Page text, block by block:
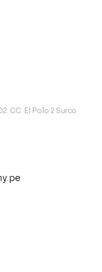
CC. El Polo 2 Surco.